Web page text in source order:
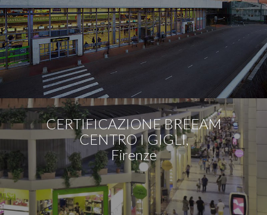
CERTIFICAZIONE BREEAM
CENTRO I GIGLI,
Firenze